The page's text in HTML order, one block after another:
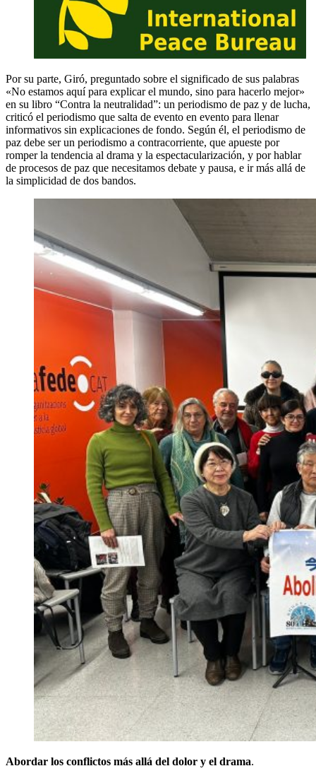
Por su parte, Giró, preguntado sobre el significado de sus palabras
«No estamos aquí para explicar el mundo, sino para hacerlo mejor»
en su libro “Contra la neutralidad”: un periodismo de paz y de lucha,
criticó el periodismo que salta de evento en evento para llenar
informativos sin explicaciones de fondo. Según él, el periodismo de
paz debe ser un periodismo a contracorriente, que apueste por
romper la tendencia al drama y la espectacularización, y por hablar
de procesos de paz que necesitamos debate y pausa, e ir más allá de
la simplicidad de dos bandos.
Abordar los conflictos más allá del dolor y el drama.